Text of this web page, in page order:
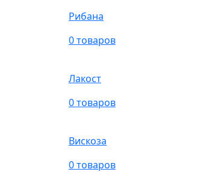
Рибана
0 товаров
Лакост
0 товаров
Вискоза
0 товаров